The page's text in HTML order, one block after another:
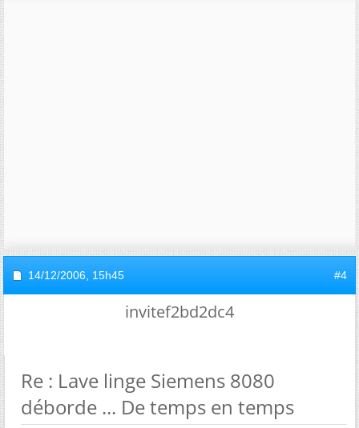
14/12/2006, 15h45 #4
invitef2bd2dc4
Re : Lave linge Siemens 8080
déborde ... De temps en temps